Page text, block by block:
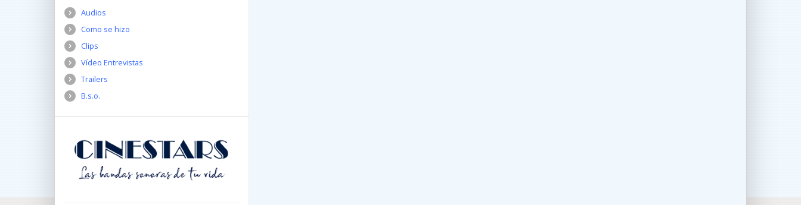
Audios
Como se hizo
Clips
Vídeo Entrevistas
Trailers
B.s.o.